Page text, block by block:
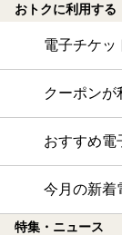
おトクに利用する
電子チケッ
クーポンが
おすすめ電
今月の新着
特集・ニュース